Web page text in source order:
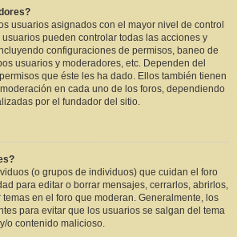
usuarios asignados con el mayor nivel de control
pueden controlar todas las acciones y
configuraciones de permisos, baneo de
usuarios y moderadores, etc. Dependen del
que éste les ha dado. Ellos también tienen
en cada uno de los foros, dependiendo
por el fundador del sitio.
(o grupos de individuos) que cuidan el foro
para editar o borrar mensajes, cerrarlos, abrirlos,
en el foro que moderan. Generalmente, los
para evitar que los usuarios se salgan del tema
o contenido malicioso.